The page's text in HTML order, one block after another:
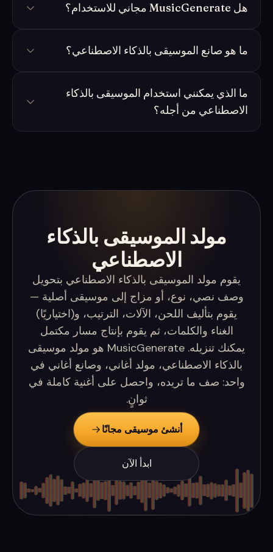
هل MusicGenerate مجاني للاستخدام؟
ما هو صانع الموسيقى بالذكاء الاصطناعي؟
ما الذي يمكنني استخدام الموسيقى بالذكاء
الاصطناعي من أجله؟
مولد الموسيقى بالذكاء
الاصطناعي
يقوم مولد الموسيقى بالذكاء الاصطناعي بتحويل
وصف نصي، نوع، أو مزاج إلى موسيقى أصلية —
يقوم بتأليف اللحن، الآلات، الترتيب، و(اختياريًا)
الغناء والكلمات، ثم يقوم بإنتاج مسار مكتمل
يمكنك تنزيله. MusicGenerate هو مولد موسيقى
بالذكاء الاصطناعي، مولد أغاني، وصانع أغاني في
واحد: صف ما تريده، واحصل على أغنية كاملة في
ثوانٍ.
أنشئ موسيقى مجانًا
ابدأ الآن